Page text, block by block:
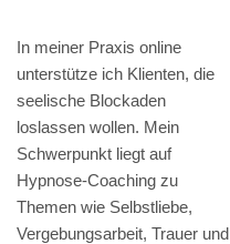
In meiner Praxis online
unterstütze ich Klienten, die
seelische Blockaden
loslassen wollen. Mein
Schwerpunkt liegt auf
Hypnose-Coaching zu
Themen wie Selbstliebe,
Vergebungsarbeit, Trauer und